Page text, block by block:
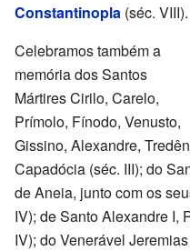
Constantinopla (séc. VIII).
Celebramos também a
memória dos Santos
Mártires Cirilo, Carelo,
Prímolo, Fínodo, Venusto,
Gissino, Alexandre,
Capadócia (séc. III); do
de Aneia, junto com os
IV); de Santo Alexandre I,
IV); do Venerável